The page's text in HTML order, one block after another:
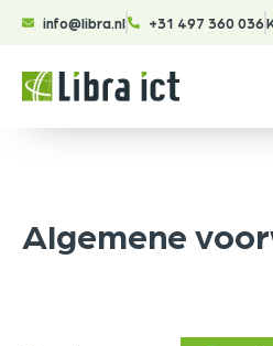
info@libra.nl +31 497 360 036
Algemene